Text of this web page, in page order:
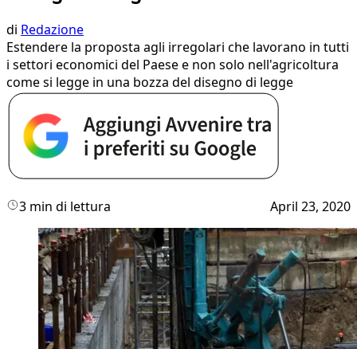
di Redazione
Estendere la proposta agli irregolari che lavorano in tutti
i settori economici del Paese e non solo nell'agricoltura
come si legge in una bozza del disegno di legge
3 min di lettura April 23, 2020